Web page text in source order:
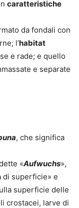
caratteristiche
da fondali con
l’habitat
e rade; e quello
e separate
, che significa
«Aufwuchs»,
di superficie» e
superficie delle
crostacei, larve di